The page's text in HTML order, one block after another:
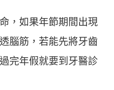
，如果年節期間出現
腦筋，若能先將牙齒
完年假就要到牙醫診